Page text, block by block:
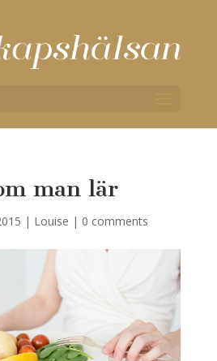
man lär
| Louise | 0 comments